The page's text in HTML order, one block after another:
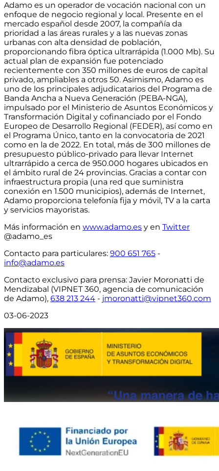
Adamo es un operador de vocación nacional con un
enfoque de negocio regional y local. Presente en el
mercado español desde 2007, la compañía da
prioridad a las áreas rurales y a las nuevas zonas
urbanas con alta densidad de población,
proporcionando fibra óptica ultrarrápida (1.000 Mb). Su
actual plan de expansión fue potenciado
recientemente con 350 millones de euros de capital
privado, ampliables a otros 50. Asimismo, Adamo es
uno de los principales adjudicatarios del Programa de
Banda Ancha a Nueva Generación (PEBA-NGA),
impulsado por el Ministerio de Asuntos Económicos y
Transformación Digital y cofinanciado por el Fondo
Europeo de Desarrollo Regional (FEDER), así como en
el Programa Único, tanto en la convocatoria de 2021
como en la de 2022. En total, más de 300 millones de
presupuesto público-privado para llevar Internet
ultrarrápido a cerca de 950.000 hogares ubicados en
el ámbito rural de 24 provincias. Gracias a contar con
infraestructura propia (una red que suministra
conexión en 1.500 municipios), además de Internet,
Adamo proporciona telefonía fija y móvil, TV a la carta
y servicios mayoristas.
Más información en www.adamo.es y en Twitter
@adamo_es
Contacto para particulares: 900 651 765 -
info@adamo.es
Contacto exclusivo para prensa: Javier Moronatti de
Mendizabal (VIPNET 360, agencia de comunicación
de Adamo), 638 213 244 - jmoronatti@vipnet360.com
03-06-2023